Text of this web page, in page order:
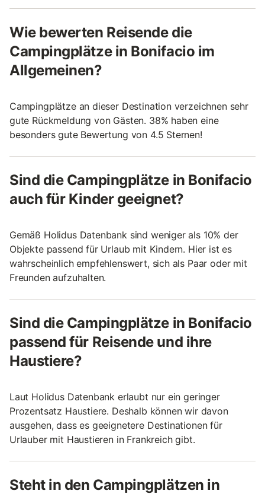
Wie bewerten Reisende die
Campingplätze in Bonifacio im
Allgemeinen?
Campingplätze an dieser Destination verzeichnen sehr
gute Rückmeldung von Gästen. 38% haben eine
besonders gute Bewertung von 4.5 Sternen!
Sind die Campingplätze in Bonifacio
auch für Kinder geeignet?
Gemäß Holidus Datenbank sind weniger als 10% der
Objekte passend für Urlaub mit Kindern. Hier ist es
wahrscheinlich empfehlenswert, sich als Paar oder mit
Freunden aufzuhalten.
Sind die Campingplätze in Bonifacio
passend für Reisende und ihre
Haustiere?
Laut Holidus Datenbank erlaubt nur ein geringer
Prozentsatz Haustiere. Deshalb können wir davon
ausgehen, dass es geeignetere Destinationen für
Urlauber mit Haustieren in Frankreich gibt.
Steht in den Campingplätzen in